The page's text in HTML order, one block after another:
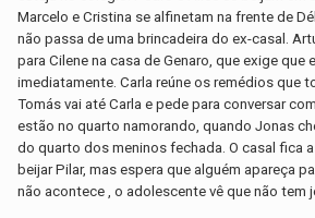
Marcelo e Cristina se alfinetam na frente de
não passa de uma brincadeira do ex-casal.
para Cilene na casa de Genaro, que exige que
imediatamente. Carla reúne os remédios que
Tomás vai até Carla e pede para conversar
estão no quarto namorando, quando Jonas
do quarto dos meninos fechada. O casal fica
beijar Pilar, mas espera que alguém apareça
não acontece , o adolescente vê que não tem